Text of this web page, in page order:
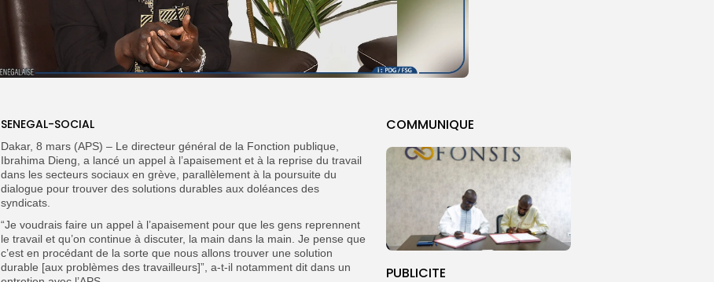
COMMUNIQUE
PUBLICITE
SENEGAL-SOCIAL
Dakar, 8 mars (APS) – Le directeur général de la Fonction publique,
Ibrahima Dieng, a lancé un appel à l’apaisement et à la reprise du travail
dans les secteurs sociaux en grève, parallèlement à la poursuite du
dialogue pour trouver des solutions durables aux doléances des
syndicats.
“Je voudrais faire un appel à l’apaisement pour que les gens reprennent
le travail et qu’on continue à discuter, la main dans la main. Je pense que
c’est en procédant de la sorte que nous allons trouver une solution
durable [aux problèmes des travailleurs]”, a-t-il notamment dit dans un